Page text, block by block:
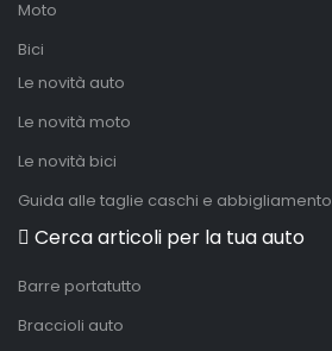
Moto
Bici
Le novità auto
Le novità moto
Le novità bici
Guida alle taglie caschi e abbigliamento
Cerca articoli per la tua auto
Barre portatutto
Braccioli auto